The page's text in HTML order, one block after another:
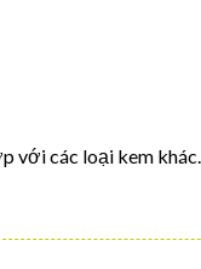
với các loại kem khác.